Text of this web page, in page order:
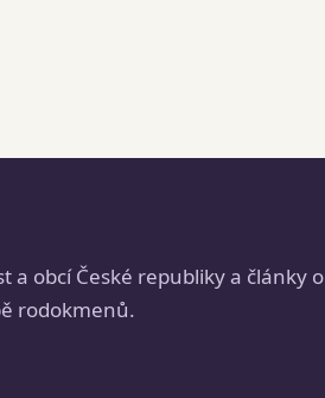
a obcí České republiky a články o
rodokmenů.